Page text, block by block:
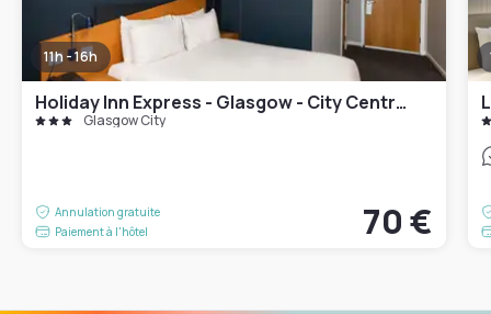
11h - 16h
Holiday Inn Express - Glasgow - City Centre Riverside by IHG
Glasgow City
Annulation gratuite
Paiement à l'hôtel
70 €